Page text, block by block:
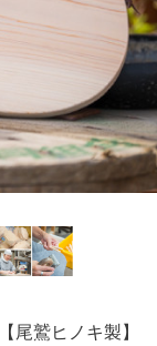
尾鷲ヒノキ製】